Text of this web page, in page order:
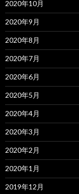
2020年10月
2020年9月
2020年8月
2020年7月
2020年6月
2020年5月
2020年4月
2020年3月
2020年2月
2020年1月
2019年12月